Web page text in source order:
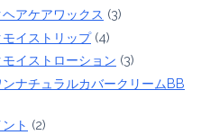
アケアワックス (3)
イストリップ(4)
イストローション (3)
ナチュラルカバークリームBB
ト (2)